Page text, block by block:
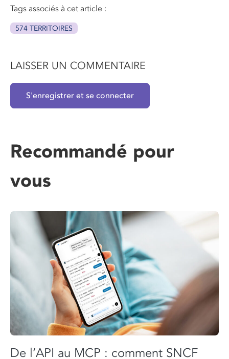
Tags associés à cet article :
574 TERRITOIRES
LAISSER UN COMMENTAIRE
S'enregistrer et se connecter
Recommandé pour
vous
De l’API au MCP : comment SNCF